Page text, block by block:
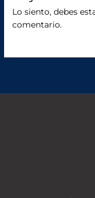
Lo siento, debes
comentario.